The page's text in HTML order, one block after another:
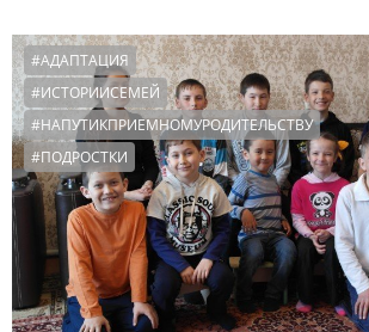
#АДАПТАЦИЯ
#ИСТОРИИСЕМЕЙ
#НАПУТИКПРИЕМНОМУРОДИТЕЛЬСТВУ
#ПОДРОСТКИ